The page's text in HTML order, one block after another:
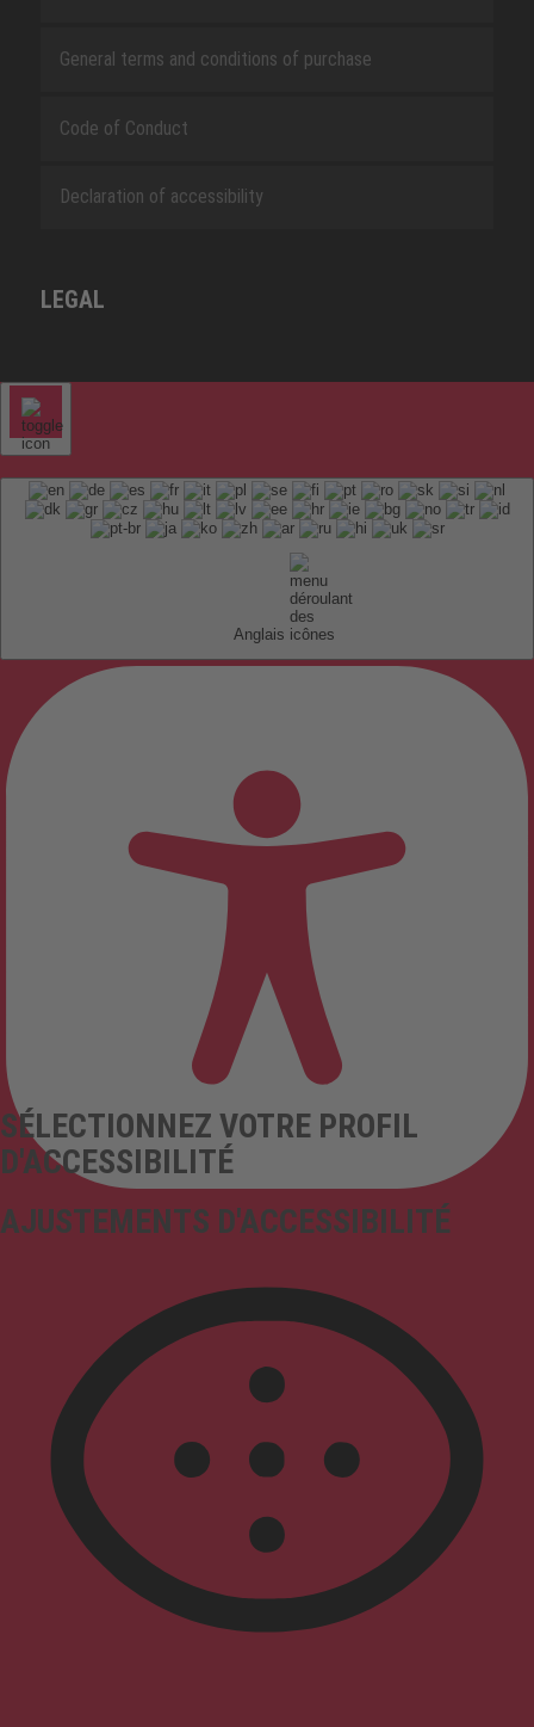
General terms and conditions of purchase
Code of Conduct
Declaration of accessibility
LEGAL
Anglais
AJUSTEMENTS D'ACCESSIBILITÉ
SÉLECTIONNEZ VOTRE PROFIL
D'ACCESSIBILITÉ